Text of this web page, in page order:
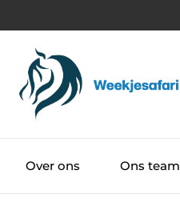
Over ons Ons team